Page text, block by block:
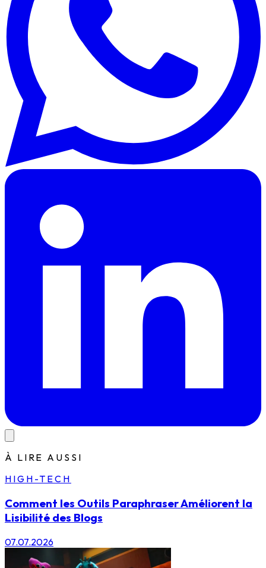
À LIRE AUSSI
HIGH-TECH
Comment les Outils Paraphraser Améliorent la
Lisibilité des Blogs
07.07.2026